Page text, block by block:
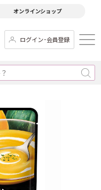
オンラインショップ
ログイン･会員登録